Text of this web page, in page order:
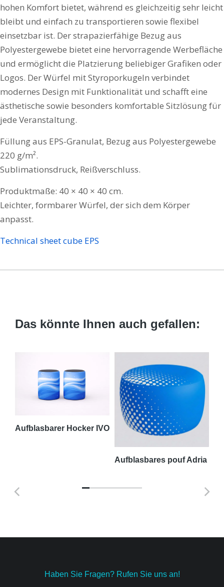
hohen Komfort bietet, während es gleichzeitig sehr leicht
bleibt und einfach zu transportieren sowie flexibel
einsetzbar ist. Der strapazierfähige Bezug aus
Polyestergewebe bietet eine hervorragende Werbefläche
und ermöglicht die Platzierung beliebiger Grafiken oder
Logos. Der Würfel mit Styroporkugeln verbindet
modernes Design mit Funktionalität und schafft eine
ästhetische sowie besonders komfortable Sitzlösung für
jede Veranstaltung.
Füllung aus EPS-Granulat, Bezug aus Polyestergewebe
220 g/m².
Sublimationsdruck, Reißverschluss.
Produktmaße: 40 × 40 × 40 cm.
Leichter, formbarer Würfel, der sich dem Körper
anpasst.
Technical sheet cube EPS
Das könnte Ihnen auch gefallen:
Aufblasbarer Hocker IVO
Aufblasbares pouf Adria
Haben Sie Fragen? Rufen Sie uns an!